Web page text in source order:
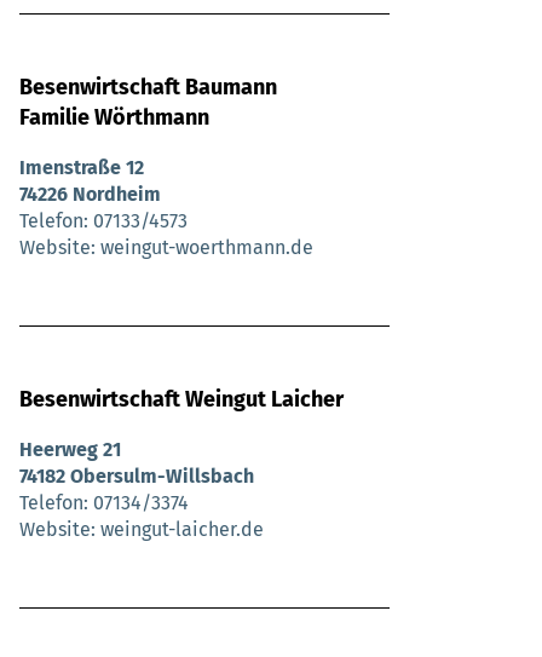
Besenwirtschaft Baumann
Familie Wörthmann
Imenstraße 12
74226 Nordheim
Telefon 07133/4573
Website weingut-woerthmann.de
Besenwirtschaft Weingut Laicher
Heerweg 21
74182 Obersulm-Willsbach
Telefon 07134/3374
Website weingut-laicher.de